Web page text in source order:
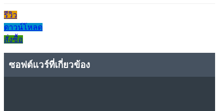
รีวิว
ดาวน์โหลด
สั่งซื้อ
ซอฟต์แวร์ที่เกี่ยวข้อง